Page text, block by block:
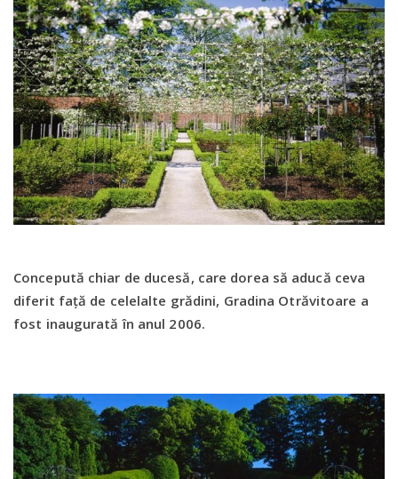
Concepută chiar de ducesă, care dorea să aducă ceva
diferit față de celelalte grădini, Gradina Otrăvitoare a
fost inaugurată în anul 2006.